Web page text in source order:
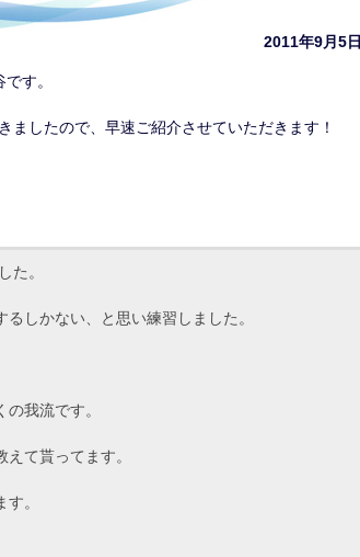
2011年9月5日
す。
したので、早速ご紹介させていただきます！
た。
しかない、と思い練習しました。
我流です。
て貰ってます。
。